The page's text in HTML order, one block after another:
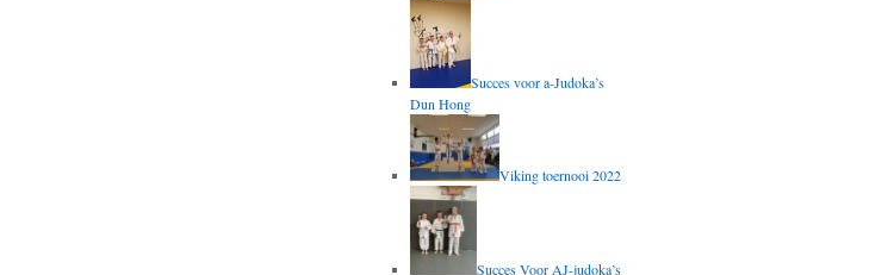
Succes voor a-Judoka’s
Dun Hong
Viking toernooi 2022
Succes Voor AJ-judoka’s